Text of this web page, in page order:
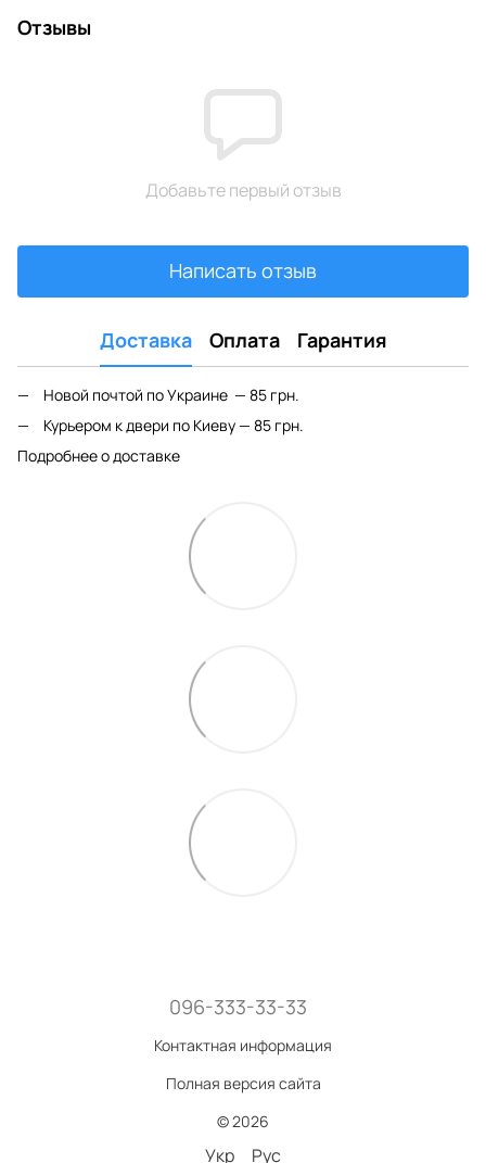
Отзывы
Добавьте первый отзыв
Написать отзыв
Доставка Оплата Гарантия
Новой почтой по Украине — 85 грн.
Курьером к двери по Киеву — 85 грн.
Подробнее о доставке
096-333-33-33
Контактная информация
Полная версия сайта
© 2026
Укр Рус